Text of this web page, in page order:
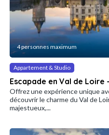
4 personnes maximum
Appartement & Studio
Escapade en Val de Loire
Offrez une expérience unique
découvrir le charme du Val de
majestueux,...